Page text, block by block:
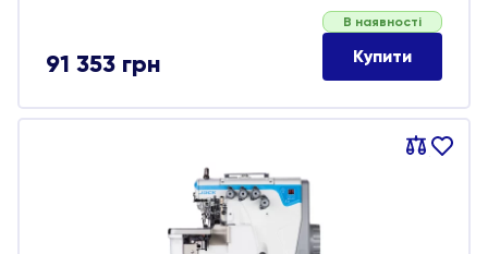
91 353 грн
В наявності
Купити
Порівняти
В